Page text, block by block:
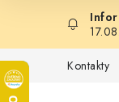
obsah
Kontakty